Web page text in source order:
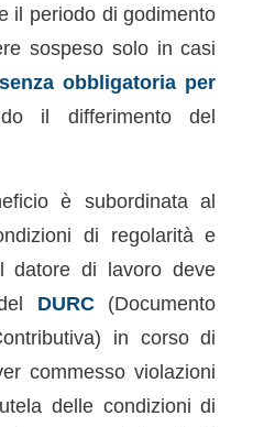
il periodo di godimento
sospeso solo in casi
obbligatoria per
il differimento del
è subordinata al
di regolarità e
datore di lavoro deve
DURC(Documento
in corso di
commesso violazioni
delle condizioni di